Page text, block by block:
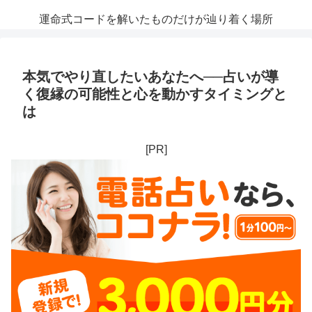
運命式コードを解いたものだけが辿り着く場所
本気でやり直したいあなたへ──占いが導
く復縁の可能性と心を動かすタイミングと
は
[PR]